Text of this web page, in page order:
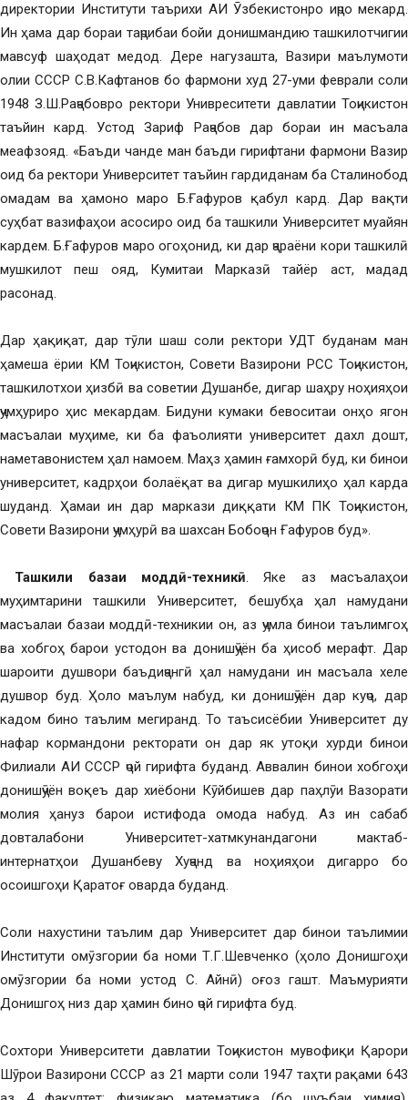
директории Институти таърихи АИ Ӯзбекистонро иҷро мекард.
Ин ҳама дар бораи таҷрибаи бойи донишмандию ташкилотчигии
мавсуф шаҳодат медод. Дере нагузашта, Вазири маълумоти
олии СССР С.В.Кафтанов бо фармони худ 27-уми феврали соли
1948 З.Ш.Раҷабовро ректори Унивреситети давлатии Тоҷикистон
таъйин кард. Устод Зариф Раҷабов дар бораи ин масъала
меафзояд. «Баъди чанде ман баъди гирифтани фармони Вазир
оид ба ректори Университет таъйин гардиданам ба Сталинобод
омадам ва ҳамоно маро Б.Ғафуров қабул кард. Дар вақти
суҳбат вазифаҳои асосиро оид ба ташкили Университет муайян
кардем. Б.Ғафуров маро огоҳонид, ки дар ҷараёни кори ташкилӣ
мушкилот пеш ояд, Кумитаи Марказӣ тайёр аст, мадад
расонад.
Дар ҳақиқат, дар тӯли шаш соли ректори УДТ буданам ман
ҳамеша ёрии КМ Тоҷикистон, Совети Вазирони РСС Тоҷикистон,
ташкилотхои ҳизбӣ ва советии Душанбе, дигар шаҳру ноҳияҳои
ҷумҳуриро ҳис мекардам. Бидуни кумаки бевоситаи онҳо ягон
масъалаи муҳиме, ки ба фаъолияти университет дахл дошт,
наметавонистем ҳал намоем. Маҳз ҳамин ғамхорӣ буд, ки бинои
университет, кадрҳои болаёқат ва дигар мушкилиҳо ҳал карда
шуданд. Ҳамаи ин дар маркази диққати КМ ПК Тоҷикистон,
Совети Вазирони ҷумҳурӣ ва шахсан Бобоҷон Ғафуров буд».
Ташкили базаи моддӣ-техникӣ. Яке аз масъалаҳои
муҳимтарини ташкили Университет, бешубҳа ҳал намудани
масъалаи базаи моддӣ-техникии он, аз ҷумла бинои таълимгоҳ
ва хобгоҳ барои устодон ва донишҷӯён ба ҳисоб мерафт. Дар
шароити душвори баъдиҷангӣ ҳал намудани ин масъала хеле
душвор буд. Ҳоло маълум набуд, ки донишҷӯён дар куҷо, дар
кадом бино таълим мегиранд. То таъсисёбии Университет ду
нафар кормандони ректорати он дар як утоқи хурди бинои
Филиали АИ СССР ҷой гирифта буданд. Аввалин бинои хобгоҳи
донишҷӯён воқеъ дар хиёбони Кӯйбишев дар паҳлӯи Вазорати
молия ҳануз барои истифода омода набуд. Аз ин сабаб
довталабони Университет-хатмкунандагони мактаб-
интернатҳои Душанбеву Хуҷанд ва ноҳияҳои дигарро бо
осоишгоҳи Қаратоғ оварда буданд.
Соли нахустини таълим дар Университет дар бинои таълимии
Институти омӯзгории ба номи Т.Г.Шевченко (ҳоло Донишгоҳи
омӯзгории ба номи устод С. Айнӣ) оғоз гашт. Маъмурияти
Донишгоҳ низ дар ҳамин бино ҷой гирифта буд.
Сохтори Университети давлатии Тоҷикистон мувофиқи Қарори
Шӯрои Вазирони СССР аз 21 марти соли 1947 таҳти рақами 643